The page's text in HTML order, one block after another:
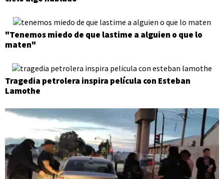
"Tenemos miedo de que lastime a alguien o que lo
maten"
Tragedia petrolera inspira película con Esteban
Lamothe